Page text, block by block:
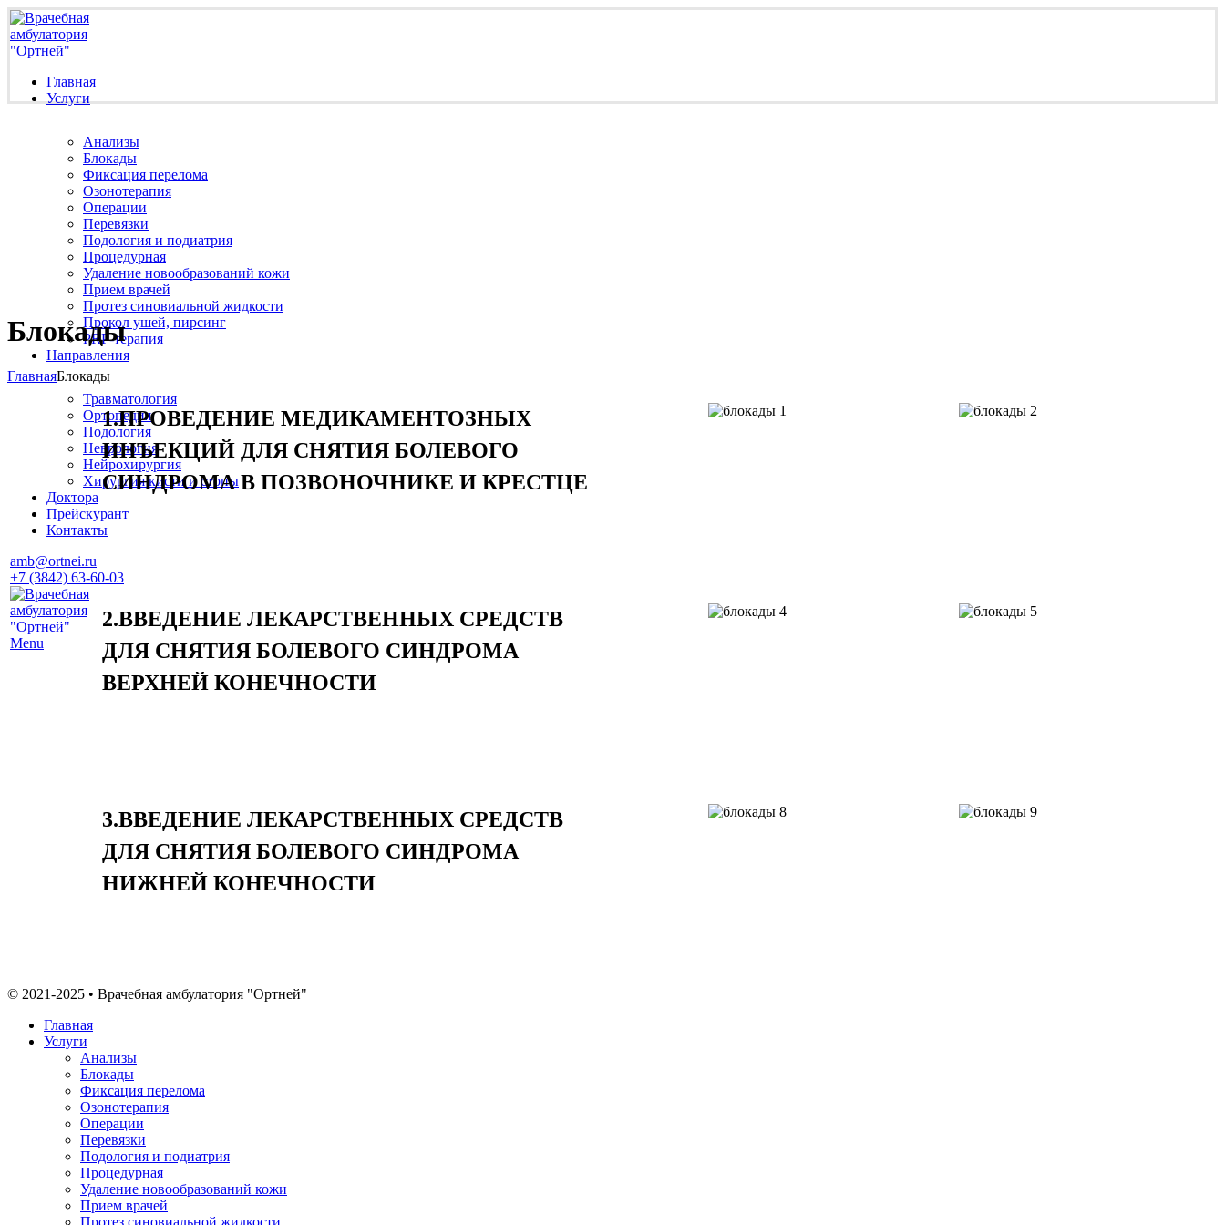
Главная
Услуги
Анализы
Блокады
Фиксация перелома
Озонотерапия
Операции
Перевязки
Подология и подиатрия
Процедурная
Удаление новообразований кожи
Прием врачей
Протез синовиальной жидкости
Прокол ушей, пирсинг
PRP-терапия
Направления
Травматология
Ортопедия
Подология
Неврология
Нейрохирургия
Хирургия кисти и стопы
Доктора
Прейскурант
Контакты
amb@ortnei.ru
+7 (3842) 63-60-03
Menu
Блокады
ГлавнаяБлокады
1.ПРОВЕДЕНИЕ МЕДИКАМЕНТОЗНЫХ
ИНЪЕКЦИЙ ДЛЯ СНЯТИЯ БОЛЕВОГО
СИНДРОМА В ПОЗВОНОЧНИКЕ И КРЕСТЦЕ
2.ВВЕДЕНИЕ ЛЕКАРСТВЕННЫХ СРЕДСТВ
ДЛЯ СНЯТИЯ БОЛЕВОГО СИНДРОМА
ВЕРХНЕЙ КОНЕЧНОСТИ
3.ВВЕДЕНИЕ ЛЕКАРСТВЕННЫХ СРЕДСТВ
ДЛЯ СНЯТИЯ БОЛЕВОГО СИНДРОМА
НИЖНЕЙ КОНЕЧНОСТИ
© 2021-2025 • Врачебная амбулатория "Ортней"
Главная
Услуги
Анализы
Блокады
Фиксация перелома
Озонотерапия
Операции
Перевязки
Подология и подиатрия
Процедурная
Удаление новообразований кожи
Прием врачей
Протез синовиальной жидкости